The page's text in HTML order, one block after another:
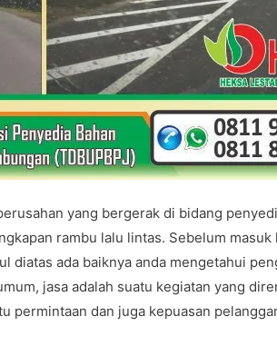
yang bergerak di bidang
rambu lalu lintas. Sebelum masuk
diatas ada baiknya anda mengetahui
jasa adalah suatu kegiatan yang
permintaan dan juga kepuasan